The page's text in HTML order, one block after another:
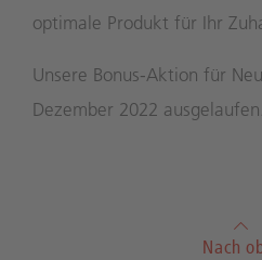
optimale Produkt für Ihr
Unsere Bonus-Aktion für
Dezember 2022 ausgelaufen.
Nach